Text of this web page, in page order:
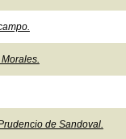
de Sandoval.